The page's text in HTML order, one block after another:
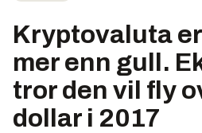
Kryptovaluta
mer enn gull.
tror den vil fly
dollar i 2017